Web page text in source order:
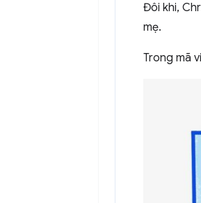
Đôi khi,
mẹ.
Trong mã